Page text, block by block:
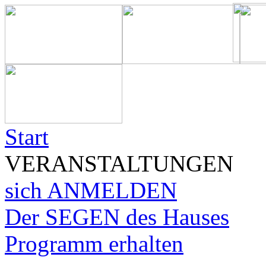
Start
VERANSTALTUNGEN
sich ANMELDEN
Der SEGEN des Hauses
Programm erhalten